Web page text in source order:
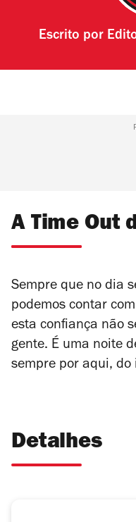
Escrito por
A Time Out
Sempre que no dia
podemos contar
esta confiança não
gente. É uma noite
sempre por aqui, do
Detalhes